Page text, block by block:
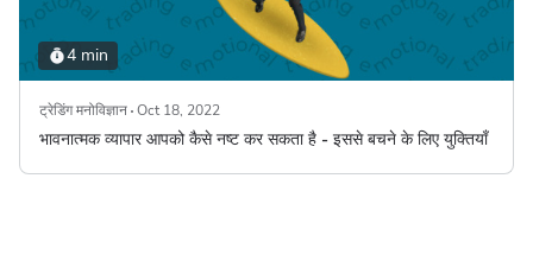
4 min
ट्रेडिंग मनोविज्ञान Oct 18, 2022
भावनात्मक व्यापार आपको कैसे नष्ट कर सकता है - इससे बचने के लिए युक्तियाँ